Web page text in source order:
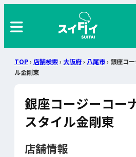
TOP› 店舗検索› 大阪府› 八尾市› 銀座コ
ル金剛東
銀座コージーコー
スタイル金剛東
店舗情報